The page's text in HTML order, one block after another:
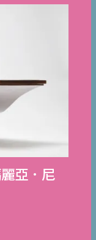
亞．尼